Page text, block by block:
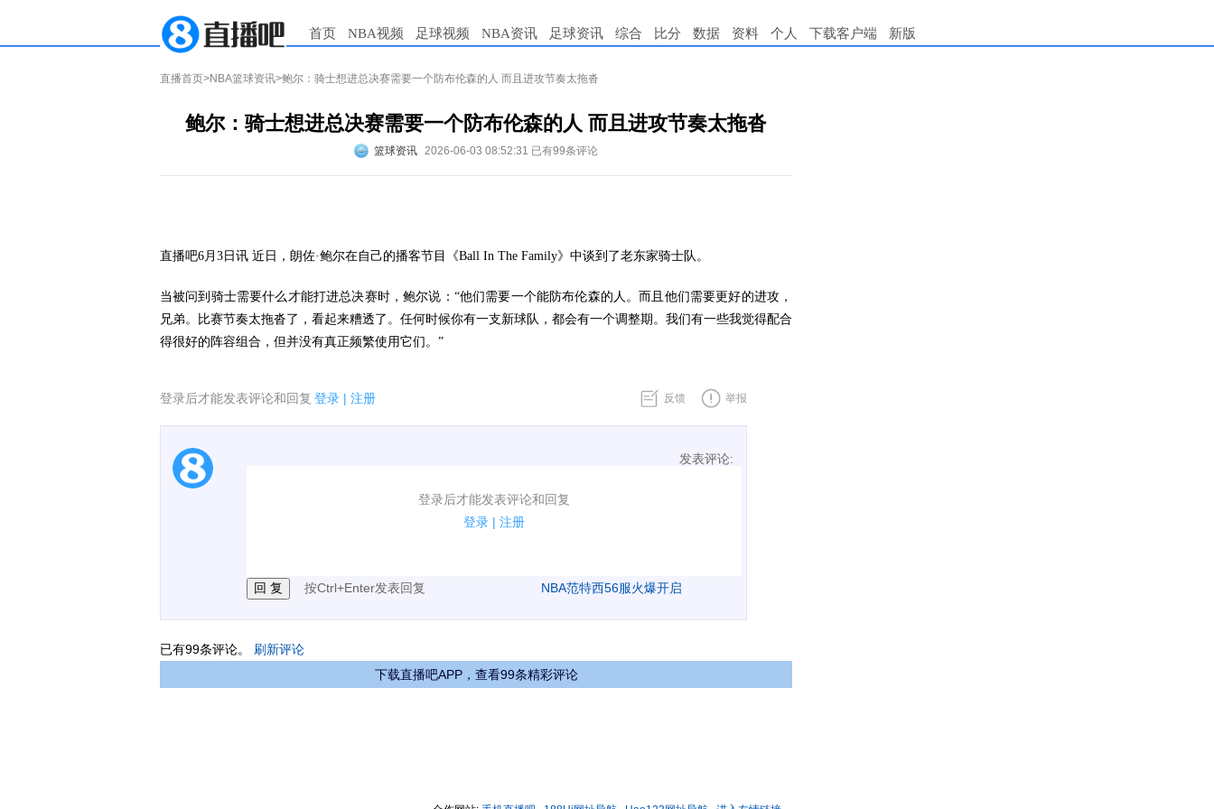
首页 NBA视频 足球视频 NBA资讯 足球资讯 综合 比分 数据 资料 个人 下载客户端 新版
直播首页>NBA篮球资讯>鲍尔：骑士想进总决赛需要一个防布伦森的人 而且进攻节奏太拖沓
鲍尔：骑士想进总决赛需要一个防布伦森的人 而且进攻节奏太拖沓
篮球资讯 2026-06-03 08:52:31 已有99条评论
直播吧6月3日讯 近日，朗佐·鲍尔在自己的播客节目《Ball In The Family》中谈到了老东家骑士队。
当被问到骑士需要什么才能打进总决赛时，鲍尔说：“他们需要一个能防布伦森的人。而且他们需要更好的进攻，
兄弟。比赛节奏太拖沓了，看起来糟透了。任何时候你有一支新球队，都会有一个调整期。我们有一些我觉得配合
得很好的阵容组合，但并没有真正频繁使用它们。”
登录后才能发表评论和回复 登录 | 注册 反馈 举报
发表评论:
登录后才能发表评论和回复
登录 | 注册
1.电脑端新用户可以发表评论了！
按Ctrl+Enter发表回复 NBA范特西56服火爆开启
已有99条评论。 刷新评论
下载直播吧APP，查看99条精彩评论